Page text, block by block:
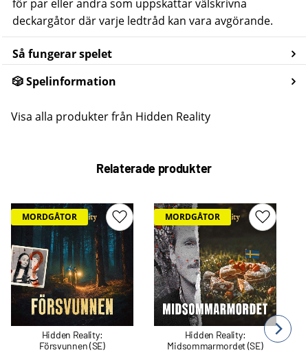
för par eller andra som uppskattar välskrivna
deckargåtor där varje ledtråd kan vara avgörande.
Så fungerar spelet
🎲 Spelinformation
Visa alla produkter från Hidden Reality
Relaterade produkter
Hidden Reality:
Försvunnen (SE)
MORDGÅTOR Lägg till i favoriter
Hidden Reality:
Midsommarmordet (SE)
MORDGÅTOR Lägg till